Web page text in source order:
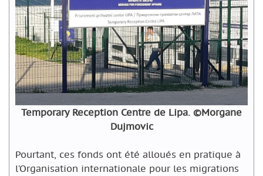
Temporary Reception Centre de Lipa. ©Morgane
Dujmovic
Pourtant, ces fonds ont été alloués en pratique à
l’Organisation internationale pour les migrations